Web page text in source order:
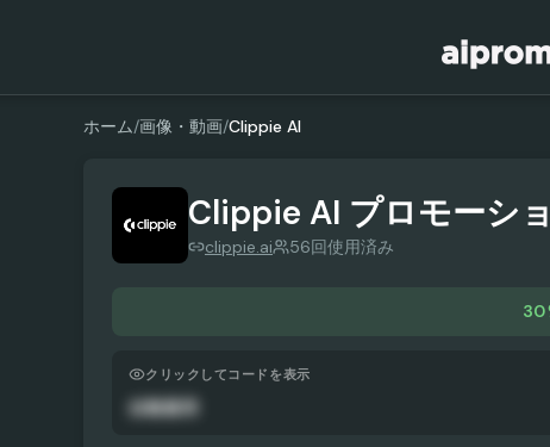
ホーム/画像・動画/Clippie AI
Clippie AI プロモーシ
clippie.ai 56回使用済み
30
クリックしてコードを表示
自動適用